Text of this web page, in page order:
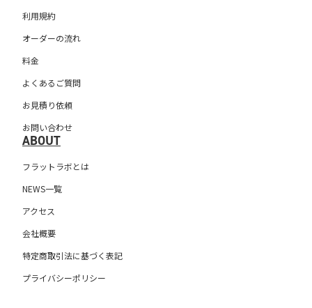
利用規約
オーダーの流れ
料金
よくあるご質問
お見積り依頼
お問い合わせ
ABOUT
フラットラボとは
NEWS一覧
アクセス
会社概要
特定商取引法に基づく表記
プライバシーポリシー